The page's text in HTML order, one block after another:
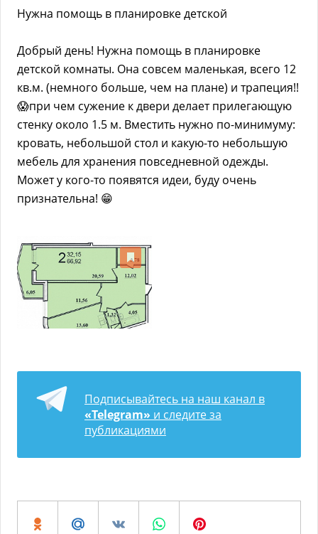
Нужна помощь в планировке детской
Добрый день! Нужна помощь в планировке
детской комнаты. Она совсем маленькая, всего 12
кв.м. (немного больше, чем на плане) и трапеция!!
😱при чем сужение к двери делает прилегающую
стенку около 1.5 м. Вместить нужно по-минимуму:
кровать, небольшой стол и какую-то небольшую
мебель для хранения повседневной одежды.
Может у кого-то появятся идеи, буду очень
признательна! 😁
Подписывайтесь на наш канал в
«Telegram» и следите за
публикациями